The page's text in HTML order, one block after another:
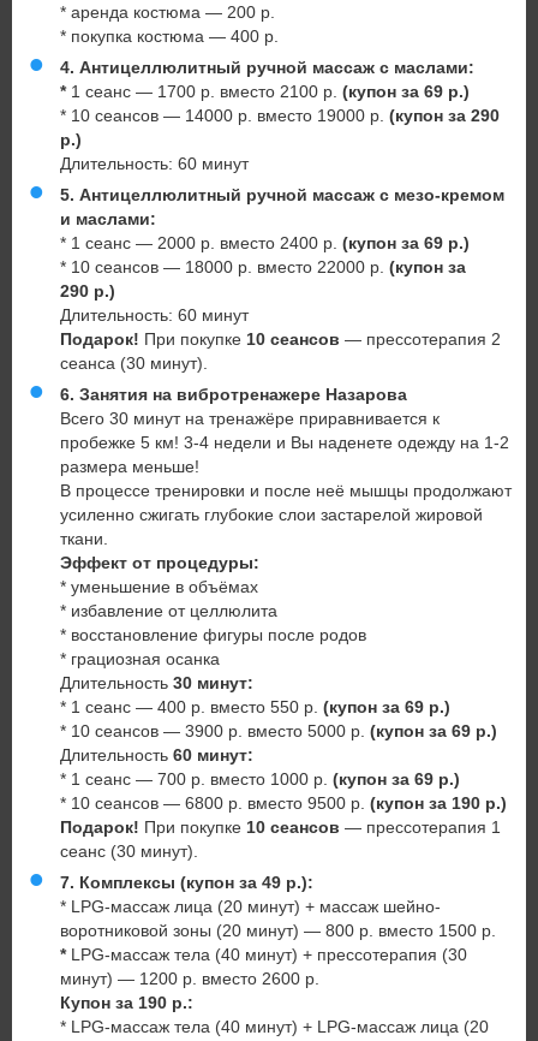
* аренда костюма — 200 р.
* покупка костюма — 400 р.
4. Антицеллюлитный ручной массаж с маслами:
* 1 сеанс — 1700 р. вместо 2100 р. (купон за 69 р.)
* 10 сеансов — 14000 р. вместо 19000 р. (купон за 290
р.)
Длительность: 60 минут
5. Антицеллюлитный ручной массаж с мезо-кремом
и маслами:
* 1 сеанс — 2000 р. вместо 2400 р. (купон за 69 р.)
* 10 сеансов — 18000 р. вместо 22000 р. (купон за
290 р.)
Длительность: 60 минут
Подарок! При покупке 10 сеансов — прессотерапия 2
сеанса (30 минут).
6. Занятия на вибротренажере Назарова
Всего 30 минут на тренажёре приравнивается к
пробежке 5 км! 3-4 недели и Вы наденете одежду на 1-2
размера меньше!
В процессе тренировки и после неё мышцы продолжают
усиленно сжигать глубокие слои застарелой жировой
ткани.
Эффект от процедуры:
* уменьшение в объёмах
* избавление от целлюлита
* восстановление фигуры после родов
* грациозная осанка
Длительность 30 минут:
* 1 сеанс — 400 р. вместо 550 р. (купон за 69 р.)
* 10 сеансов — 3900 р. вместо 5000 р. (купон за 69 р.)
Длительность 60 минут:
* 1 сеанс — 700 р. вместо 1000 р. (купон за 69 р.)
* 10 сеансов — 6800 р. вместо 9500 р. (купон за 190 р.)
Подарок! При покупке 10 сеансов — прессотерапия 1
сеанс (30 минут).
7. Комплексы (купон за 49 р.):
* LPG-массаж лица (20 минут) + массаж шейно-
воротниковой зоны (20 минут) — 800 р. вместо 1500 р.
* LPG-массаж тела (40 минут) + прессотерапия (30
минут) — 1200 р. вместо 2600 р.
Купон за 190 р.:
* LPG-массаж тела (40 минут) + LPG-массаж лица (20